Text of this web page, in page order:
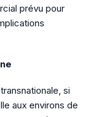
prévu pour
si
aux environs de